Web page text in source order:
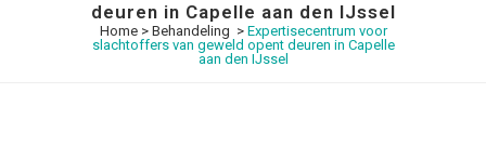
deuren in Capelle aan den IJssel
Home> Behandeling > Expertisecentrum voor
slachtoffers van geweld opent deuren in Capelle
aan den IJssel